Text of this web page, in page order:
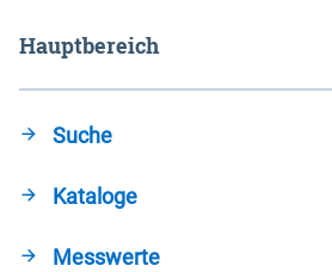
Hauptbereich
Suche
Kataloge
Messwerte